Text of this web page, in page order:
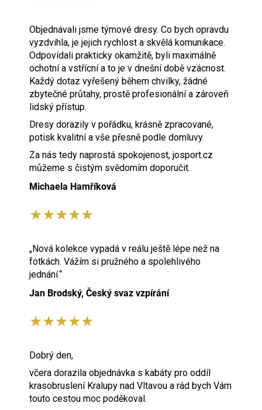
Objednávali jsme týmové dresy. Co bych opravdu
vyzdvihla, je jejich rychlost a skvělá komunikace.
Odpovídali prakticky okamžitě, byli maximálně
ochotní a vstřícní a to je v dnešní době vzácnost.
Každý dotaz vyřešený během chvilky, žádné
zbytečné průtahy, prostě profesionální a zároveň
lidský přístup.
Dresy dorazily v pořádku, krásně zpracované,
potisk kvalitní a vše přesně podle domluvy.
Za nás tedy naprostá spokojenost, josport.cz
můžeme s čistým svědomím doporučit.
Michaela Hamříková
★★★★★
„Nová kolekce vypadá v reálu ještě lépe než na
fotkách. Vážím si pružného a spolehlivého
jednání.“
Jan Brodský, Český svaz vzpírání
★★★★★
Dobrý den,
včera dorazila objednávka s kabáty pro oddíl
krasobruslení Kralupy nad Vltavou a rád bych Vám
touto cestou moc poděkoval.